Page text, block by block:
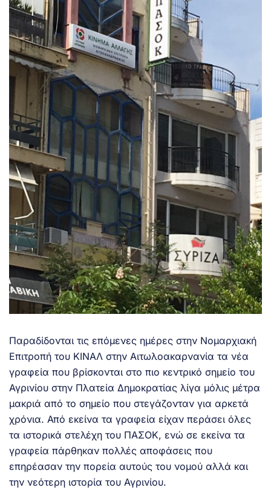
Παραδίδονται τις επόμενες ημέρες στην Νομαρχιακή
Επιτροπή του ΚΙΝΑΛ στην Αιτωλοακαρνανία τα νέα
γραφεία που βρίσκονται στο πιο κεντρικό σημείο του
Αγρινίου στην Πλατεία Δημοκρατίας λίγα μόλις μέτρα
μακριά από το σημείο που στεγάζονταν για αρκετά
χρόνια. Από εκείνα τα γραφεία είχαν περάσει όλες
τα ιστορικά στελέχη του ΠΑΣΟΚ, ενώ σε εκείνα τα
γραφεία πάρθηκαν πολλές αποφάσεις που
επηρέασαν την πορεία αυτούς του νομού αλλά και
την νεότερη ιστορία του Αγρινίου.